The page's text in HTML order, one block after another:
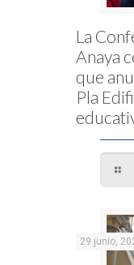
La
Anaya
que
Pla
29 junio,